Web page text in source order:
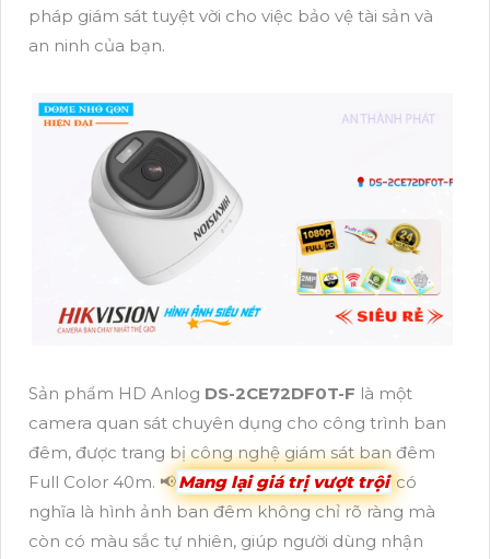
pháp giám sát tuyệt vời cho việc bảo vệ tài sản và
an ninh của bạn.
Sản phẩm HD Anlog DS-2CE72DF0T-F là một
camera quan sát chuyên dụng cho công trình ban
đêm, được trang bị công nghệ giám sát ban đêm
Full Color 40m. 📢Mang lại giá trị vượt trội có
nghĩa là hình ảnh ban đêm không chỉ rõ ràng mà
còn có màu sắc tự nhiên, giúp người dùng nhận